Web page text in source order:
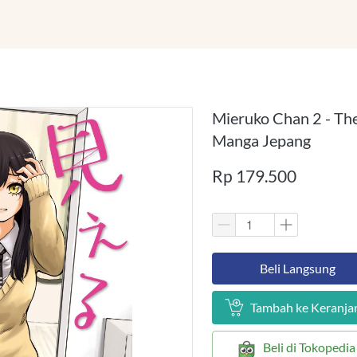
Mieruko Chan 2 -
Manga Jepang
Rp 179.500
`Beli Langsung
` Tambah ke
` Beli di Tokopedia